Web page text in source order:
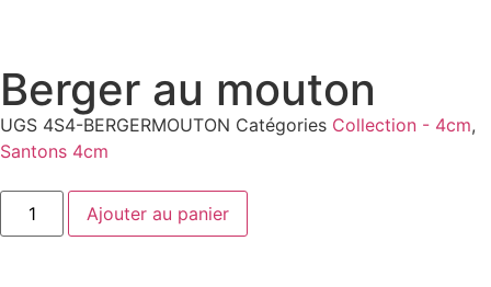
Berger au mouton
UGS 4S4-BERGERMOUTON Catégories Collection - 4cm,
Santons 4cm
Ajouter au panier